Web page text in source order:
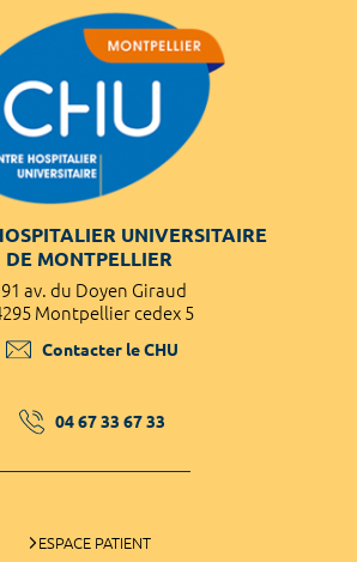
UNIVERSITAIRE
DE MONTPELLIER
av. du Doyen Giraud
Montpellier cedex 5
Contacter le CHU
04 67 33 67 33
ESPACE PATIENT